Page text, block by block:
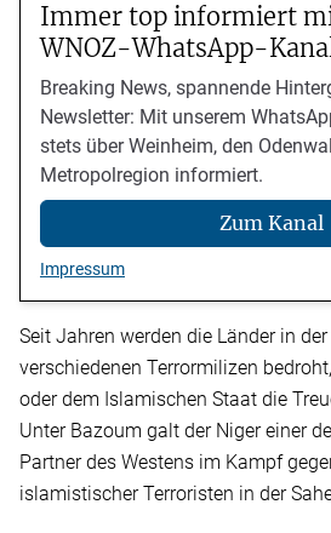
Immer top informiert
WNOZ-WhatsApp-
Breaking News, spannende
Newsletter: Mit unserem
stets über Weinheim, den
Metropolregion informiert.
Zum Kanal
Impressum
Seit Jahren werden die Länder in
verschiedenen Terrormilizen
oder dem Islamischen Staat die
Unter Bazoum galt der Niger einer
Partner des Westens im Kampf
islamistischer Terroristen in der